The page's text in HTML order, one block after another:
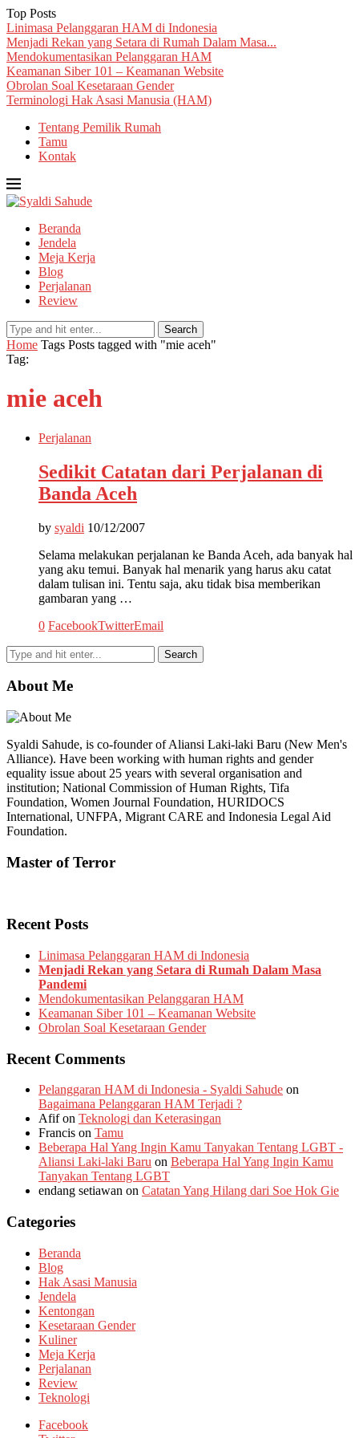
Top Posts
Linimasa Pelanggaran HAM di Indonesia
Menjadi Rekan yang Setara di Rumah Dalam Masa...
Mendokumentasikan Pelanggaran HAM
Keamanan Siber 101 – Keamanan Website
Obrolan Soal Kesetaraan Gender
Terminologi Hak Asasi Manusia (HAM)
Tentang Pemilik Rumah
Tamu
Kontak
Beranda
Jendela
Meja Kerja
Blog
Perjalanan
Review
Search
Home Tags Posts tagged with "mie aceh"
Tag:
mie aceh
Perjalanan
Sedikit Catatan dari Perjalanan di
Banda Aceh
by syaldi 10/12/2007
Selama melakukan perjalanan ke Banda Aceh, ada banyak hal
yang aku temui. Banyak hal menarik yang harus aku catat
dalam tulisan ini. Tentu saja, aku tidak bisa memberikan
gambaran yang …
0 FacebookTwitterEmail
About Me
Syaldi Sahude, is co-founder of Aliansi Laki-laki Baru (New Men's
Alliance). Have been working with human rights and gender
equality issue about 25 years with several organisation and
institution; National Commission of Human Rights, Tifa
Foundation, Women Journal Foundation, HURIDOCS
International, UNFPA, Migrant CARE and Indonesia Legal Aid
Foundation.
Master of Terror
Recent Posts
Linimasa Pelanggaran HAM di Indonesia
Menjadi Rekan yang Setara di Rumah Dalam Masa
Pandemi
Mendokumentasikan Pelanggaran HAM
Keamanan Siber 101 – Keamanan Website
Obrolan Soal Kesetaraan Gender
Recent Comments
Pelanggaran HAM di Indonesia - Syaldi Sahude on
Bagaimana Pelanggaran HAM Terjadi ?
Afifon Teknologi dan Keterasingan
Francis on Tamu
Beberapa Hal Yang Ingin Kamu Tanyakan Tentang LGBT -
Aliansi Laki-laki Baru on Beberapa Hal Yang Ingin Kamu
Tanyakan Tentang LGBT
endang setiawan on Catatan Yang Hilang dari Soe Hok Gie
Categories
Beranda
Blog
Hak Asasi Manusia
Jendela
Kentongan
Kesetaraan Gender
Kuliner
Meja Kerja
Perjalanan
Review
Teknologi
Facebook